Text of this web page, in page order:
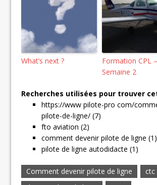
What’s next ?
Formation CPL –
Semaine 2
Recherches utilisées pour trouver
https://www pilote-pro com/
pilote-de-ligne/ (7)
fto aviation (2)
comment devenir pilote de ligne (1)
pilote de ligne autodidacte (1)
Comment devenir pilote de ligne
ctc